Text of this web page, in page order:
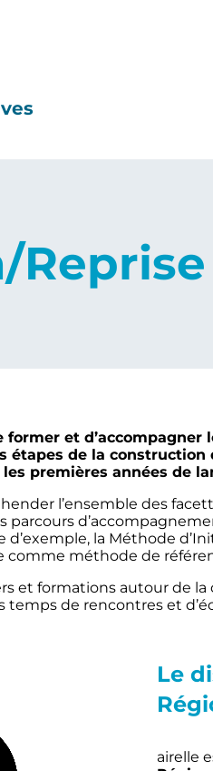
et d’accompagner
étapes de la construction
premières années de
l’ensemble des
parcours
d’exemple, la Méthode
comme méthode de
et formations autour de
temps de rencontres et
Le
airelle